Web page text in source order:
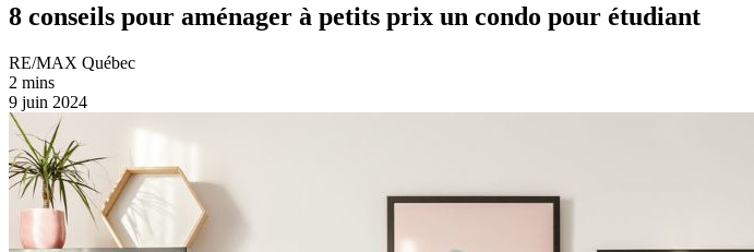
8 conseils pour aménager à petits prix un condo pour étudiant
RE/MAX Québec
2 mins
9 juin 2024